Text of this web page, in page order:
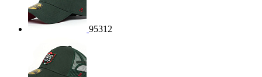
95312